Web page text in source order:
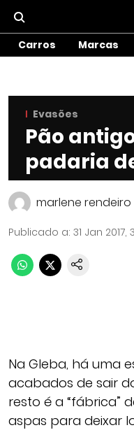
Carros Marcas
Evasões
Pão
padaria
marlene rendeiro
Publicado a: 31 Jan 2017,
Na Gleba, há uma
acabados de sair
resto é a “fábrica”
aspas para deixar